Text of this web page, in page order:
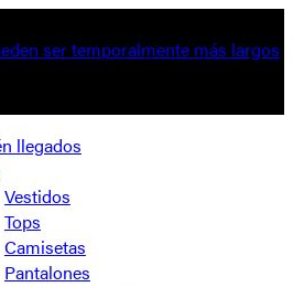
ser temporalmente más largos
llegados
Vestidos
Tops
Camisetas
Pantalones